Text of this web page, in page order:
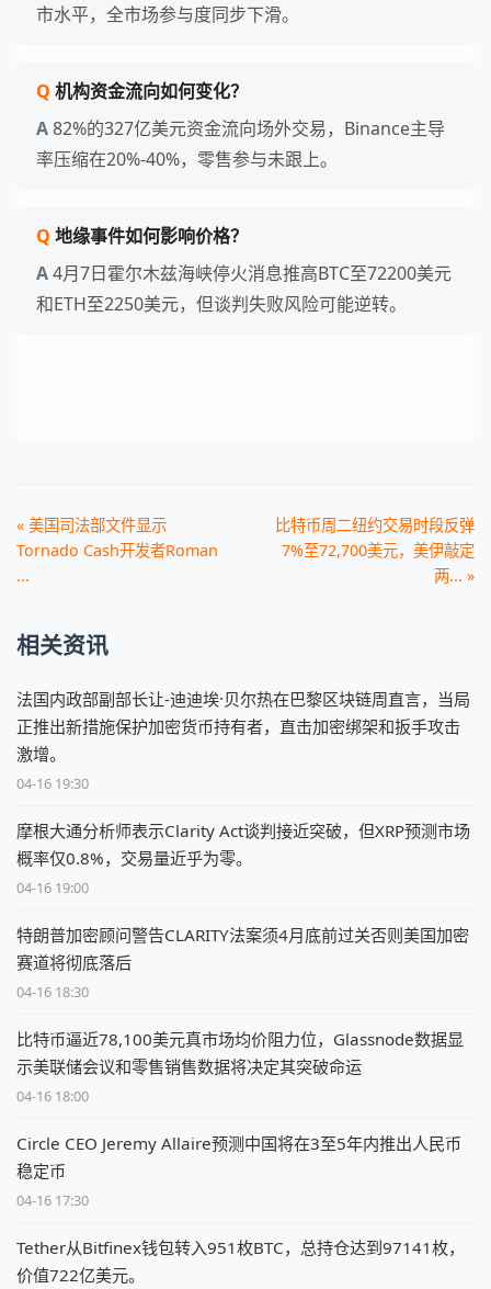
市水平，全市场参与度同步下滑。
机构资金流向如何变化？
82%的327亿美元资金流向场外交易，Binance主导
率压缩在20%-40%，零售参与未跟上。
地缘事件如何影响价格？
4月7日霍尔木兹海峡停火消息推高BTC至72200美元
和ETH至2250美元，但谈判失败风险可能逆转。
« 美国司法部文件显示
Tornado Cash开发者Roman
...
比特币周二纽约交易时段反弹
7%至72,700美元，美伊敲定
两... »
相关资讯
法国内政部副部长让-迪迪埃·贝尔热在巴黎区块链周直言，当局
正推出新措施保护加密货币持有者，直击加密绑架和扳手攻击
激增。
04-16 19:30
摩根大通分析师表示Clarity Act谈判接近突破，但XRP预测市场
概率仅0.8%，交易量近乎为零。
04-16 19:00
特朗普加密顾问警告CLARITY法案须4月底前过关否则美国加密
赛道将彻底落后
04-16 18:30
比特币逼近78,100美元真市场均价阻力位，Glassnode数据显
示美联储会议和零售销售数据将决定其突破命运
04-16 18:00
Circle CEO Jeremy Allaire预测中国将在3至5年内推出人民币
稳定币
04-16 17:30
Tether从Bitfinex钱包转入951枚BTC，总持仓达到97141枚，
价值722亿美元。